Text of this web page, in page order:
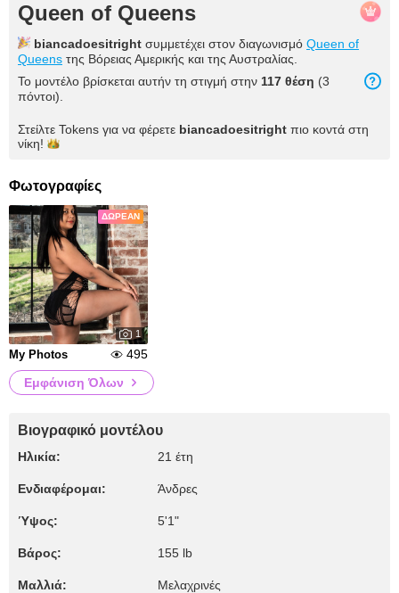
Queen of Queens
biancadoesitright συμμετέχει στον διαγωνισμό Queen of
Queens της Βόρειας Αμερικής και της Αυστραλίας.
Το μοντέλο βρίσκεται αυτήν τη στιγμή στην 117 θέση (3
πόντοι).
Στείλτε Tokens για να φέρετε biancadoesitright πιο κοντά στη
νίκη!
Φωτογραφίες
ΔΩΡΕΆΝ
1
My Photos
495
Εμφάνιση Όλων
Βιογραφικό μοντέλου
Ηλικία: 21 έτη
Ενδιαφέρομαι: Άνδρες
Ύψος: 5'1"
Βάρος: 155 lb
Μαλλιά: Μελαχρινές